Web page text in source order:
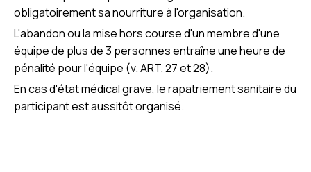
obligatoirement sa nourriture à l'organisation.
L'abandon ou la mise hors course d'un membre d'une
équipe de plus de 3 personnes entraîne une heure de
pénalité pour l'équipe (v. ART. 27 et 28).
En cas d'état médical grave, le rapatriement sanitaire du
participant est aussitôt organisé.